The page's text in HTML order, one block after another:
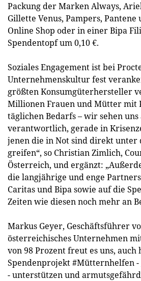
Packung der Marken Always,
Gillette Venus, Pampers, Pantene
Online Shop oder in einer Bipa
Spendentopf um 0,10 €.
Soziales Engagement ist bei
Unternehmenskultur fest
größten Konsumgüterhersteller
Millionen Frauen und Mütter mit
täglichen Bedarfs – wir sehen
verantwortlich, gerade in
jenen die in Not sind direkt unter
greifen“, so Christian Zimlich,
Österreich, und ergänzt:
die langjährige und enge
Caritas und Bipa sowie auf die
Zeiten wie diesen noch mehr an
Markus Geyer, Geschäftsführer
österreichisches Unternehmen
von 98 Prozent freut es uns,
Spendenprojekt #Mütternhelfen -
- unterstützen und